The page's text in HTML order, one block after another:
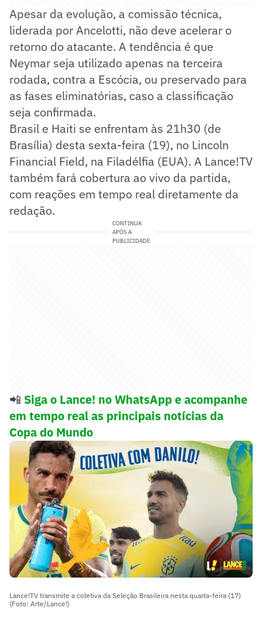
Apesar da evolução, a comissão técnica,
liderada por Ancelotti, não deve acelerar o
retorno do atacante. A tendência é que
Neymar seja utilizado apenas na terceira
rodada, contra a Escócia, ou preservado para
as fases eliminatórias, caso a classificação
seja confirmada.
Brasil e Haiti se enfrentam às 21h30 (de
Brasília) desta sexta-feira (19), no Lincoln
Financial Field, na Filadélfia (EUA). A Lance!TV
também fará cobertura ao vivo da partida,
com reações em tempo real diretamente da
redação.
CONTINUA
APÓS A
PUBLICIDADE
📲 Siga o Lance! no WhatsApp e acompanhe
em tempo real as principais notícias da
Copa do Mundo
Lance!TV transmite a coletiva da Seleção Brasileira nesta quarta-feira (17)
(Foto: Arte/Lance!)